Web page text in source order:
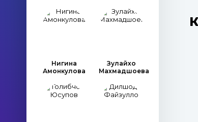
Нигина
Амонкулова
Зулайхо
Махмадшоева